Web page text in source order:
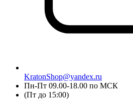
KratonShop@yandex.ru
Пн-Пт 09.00-18.00 по МСК
(Пт до 15:00)